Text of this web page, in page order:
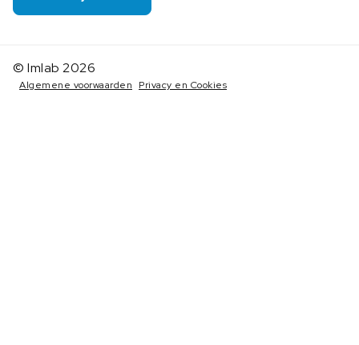
© Imlab 2026
Algemene voorwaarden Privacy en Cookies